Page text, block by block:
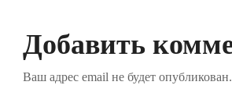
Добавить
Ваш адрес email не будет опубликован.